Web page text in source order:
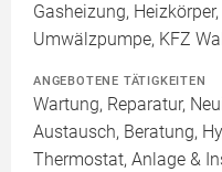
Gasheizung,
Umwälzpumpe, KFZ
ANGEBOTENE TÄTIGKEITEN
Wartung, Reparatur,
Austausch, Beratung,
Thermostat, Anlage &